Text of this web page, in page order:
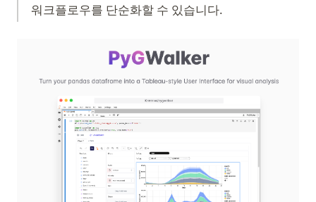
워크플로우를 단순화할 수 있습니다.